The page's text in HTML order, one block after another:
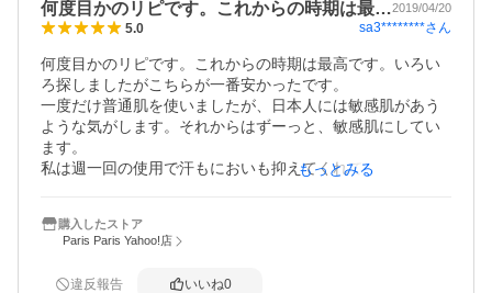
何度目かのリピです。これからの時期は最…2019/04/20
5.0 sa3********さん
何度目かのリピです。これからの時期は最高です。いろい
ろ探しましたがこちらが一番安かったです。
一度だけ普通肌を使いましたが、日本人には敏感肌があう
ような気がします。それからはずーっと、敏感肌にしてい
ます。
私は週一回の使用で汗もにおいも抑えてくれて楽ちんで
もっとみる
購入したストア
Paris Paris Yahoo!店
違反報告 いいね0